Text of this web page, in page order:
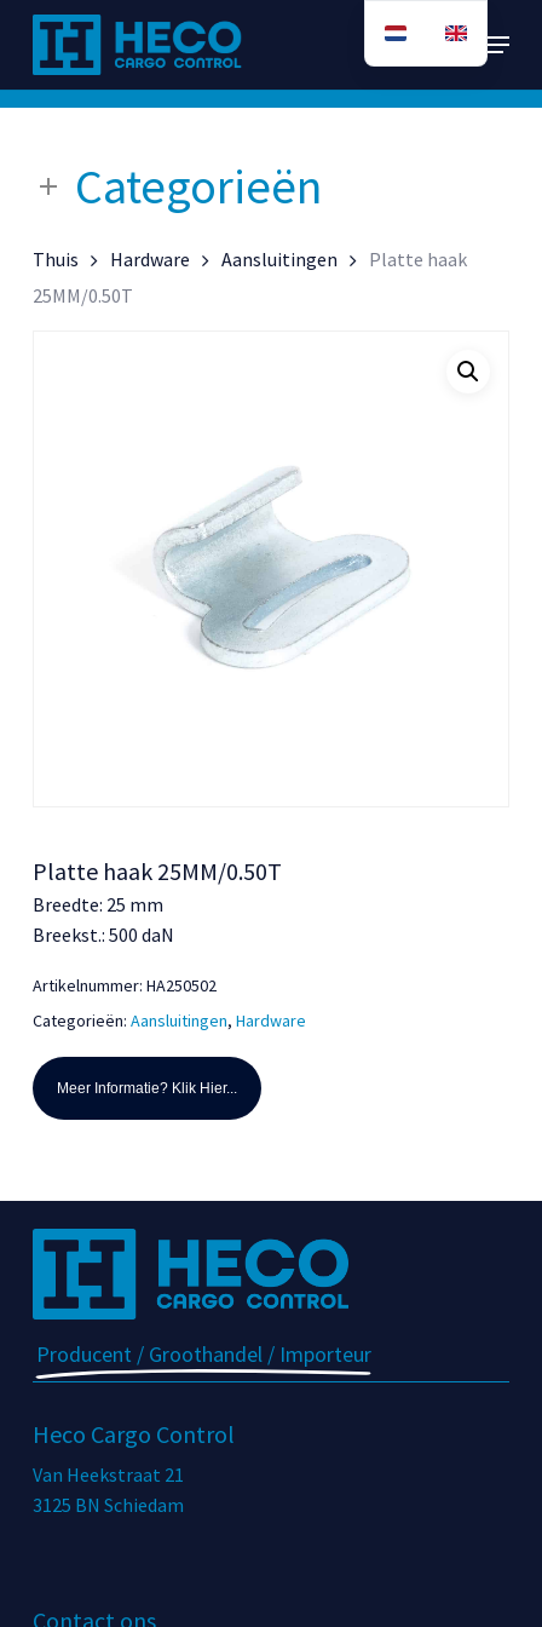
naar
de
Menu
Categorieën
Thuis Hardware Aansluitingen
Platte haak
25MM/0.50T
Platte haak 25MM/0.50T
Breedte: 25 mm
Breekst.: 500 daN
Artikelnummer: HA250502
Categorieën: Aansluitingen, Hardware
Meer Informatie? Klik Hier...
Producent / Groothandel / Importeur
Heco Cargo Control
Van Heekstraat 21
3125 BN Schiedam
Contact ons